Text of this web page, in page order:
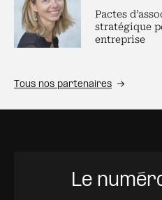
Pactes
stratégique
entreprise
Tous nos partenaires
Le